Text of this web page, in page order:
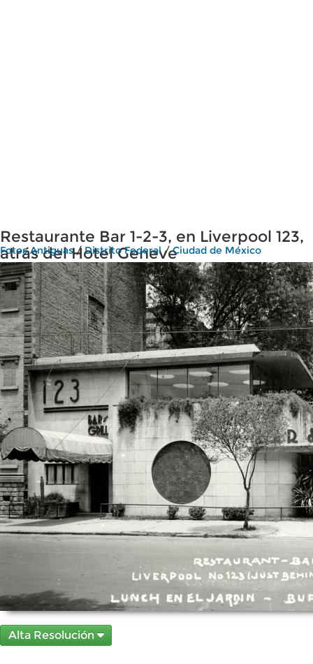
Restaurante Bar 1-2-3, en Liverpool 123,
atrás del Hotel Geneve
Fotos Antiguas/Distrito Federal/Ciudad de México
Alta Resolución